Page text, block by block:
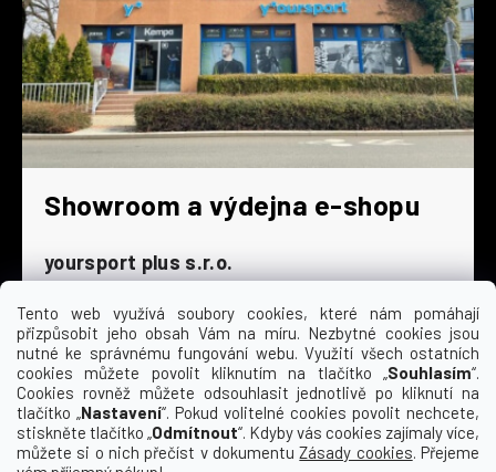
Tento web využívá soubory cookies, které nám pomáhají
přizpůsobit jeho obsah Vám na míru. Nezbytné cookies jsou
nutné ke správnému fungování webu. Využití všech ostatních
cookies můžete povolit kliknutím na tlačítko „Souhlasím“.
Cookies rovněž můžete odsouhlasit jednotlivě po kliknutí na
tlačítko „Nastavení“. Pokud volitelné cookies povolit nechcete,
stiskněte tlačítko „Odmítnout“. Kdyby vás cookies zajímaly více,
můžete si o nich přečíst v dokumentuZásady cookies. Přejeme
Showroom a výdejna e-shopu
yoursport plus s.r.o.
Dyjská 845/4
196 00 Praha 9 - Čakovice
Po - Čt
9:00 - 16:30
Pá
9:00 - 15:30
So
zavřeno
Ne
zavřeno